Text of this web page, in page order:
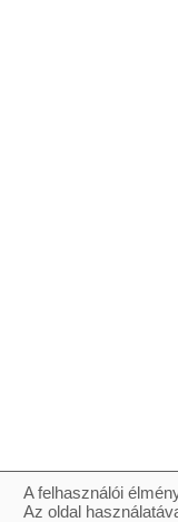
A felhasználói
Az oldal